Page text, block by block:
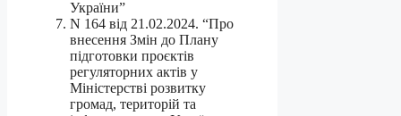
України”
N 164 від 21.02.2024. “Про
внесення Змін до Плану
підготовки проєктів
регуляторних актів у
Міністерстві розвитку
громад, територій та